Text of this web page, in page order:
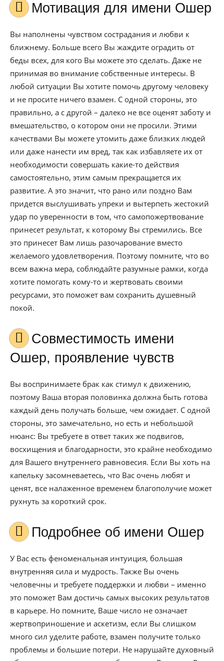
Мотивация для имени Ошер
Вы наполнены чувством сострадания и любви к
ближнему. Больше всего Вы жаждите оградить от
беды всех, для кого Вы можете это сделать. Даже не
принимая во внимание собственные интересы. В
любой ситуации Вы хотите помочь другому человеку
и не просите ничего взамен. С одной стороны, это
правильно, а с другой – далеко не все оценят заботу и
вмешательство, о котором они не просили. Этими
качествами Вы можете утомить даже близких людей
или даже нанести им вред, так как избавляете их от
необходимости совершать какие-то действия
самостоятельно, этим самым прекращается их
развитие. А это значит, что рано или поздно Вам
придется выслушивать упреки и вытерпеть жестокий
удар по уверенности в том, что самопожертвование
принесет результат, к которому Вы стремились. Все
это принесет Вам лишь разочарование вместо
желаемого удовлетворения. Поэтому помните, что во
всем важна мера, соблюдайте разумные рамки, когда
хотите помогать кому-то и жертвовать своими
ресурсами, это поможет вам сохранить душевный
покой.
Совместимость имени
Ошер, проявление чувств
Вы воспринимаете брак как стимул к движению,
поэтому Ваша вторая половинка должна быть готова
каждый день получать больше, чем ожидает. С одной
стороны, это замечательно, но есть и небольшой
нюанс: Вы требуете в ответ таких же подвигов,
восхищения и благодарности, это крайне необходимо
для Вашего внутреннего равновесия. Если Вы хоть на
капельку засомневаетесь, что Вас очень любят и
ценят, все налаженное временем благополучие может
рухнуть за короткий срок.
Подробнее об имени Ошер
У Вас есть феноменальная интуиция, большая
внутренняя сила и мудрость. Также Вы очень
человечны и требуете поддержки и любви – именно
это поможет Вам достичь самых высоких результатов
в карьере. Но помните, Ваше число не означает
жертвоприношение и аскетизм, если Вы слишком
много сил уделите работе, взамен получите только
проблемы и большие потери. Не нарушайте духовный